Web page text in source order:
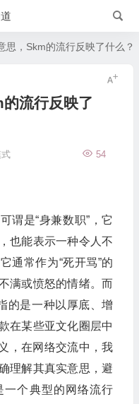
思，Skm的流行反映了什么？
流行反映了
54
谓是“身兼数职”，它
也能表示一种令人不
通常作为“死开骂”的
满或愤怒的情绪。而
的是一种以厚底、增
在某些亚文化圈层中
，在网络交流中，我
理解其真实意思，避
一个典型的网络流行